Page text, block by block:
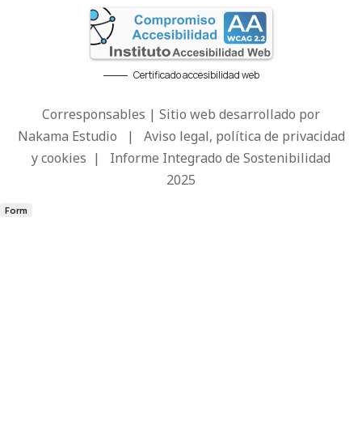
Certificado accesibilidad web
Corresponsables | Sitio web desarrollado por
Nakama Estudio | Aviso legal, política de privacidad
y cookies | Informe Integrado de Sostenibilidad
2025
Form